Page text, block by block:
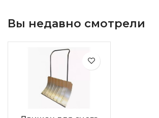
Вы недавно смотрели